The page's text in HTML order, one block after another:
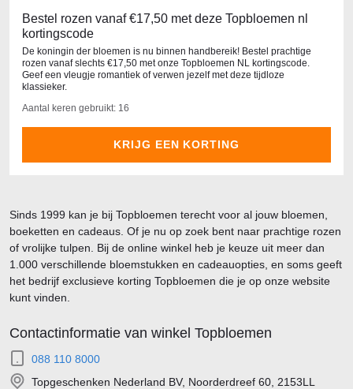
Bestel rozen vanaf €17,50 met deze Topbloemen nl
kortingscode
De koningin der bloemen is nu binnen handbereik! Bestel prachtige
rozen vanaf slechts €17,50 met onze Topbloemen NL kortingscode.
Geef een vleugje romantiek of verwen jezelf met deze tijdloze
klassieker.
Aantal keren gebruikt: 16
KRIJG EEN KORTING
Sinds 1999 kan je bij Topbloemen terecht voor al jouw bloemen,
boeketten en cadeaus. Of je nu op zoek bent naar prachtige rozen
of vrolijke tulpen. Bij de online winkel heb je keuze uit meer dan
1.000 verschillende bloemstukken en cadeauopties, en soms geeft
het bedrijf exclusieve korting Topbloemen die je op onze website
kunt vinden.
Contactinformatie van winkel Topbloemen
088 110 8000
Topgeschenken Nederland BV, Noorderdreef 60, 2153LL